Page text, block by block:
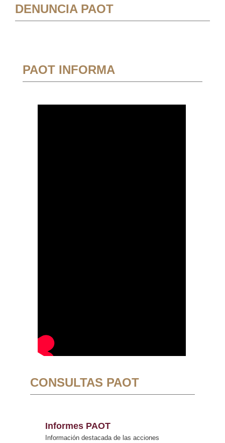
DENUNCIA PAOT
PAOT INFORMA
CONSULTAS PAOT
Informes PAOT
Información destacada de las acciones